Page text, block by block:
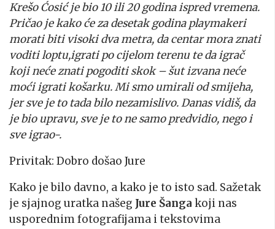
Krešo Ćosić je bio 10 ili 20 godina ispred vremena.
Pričao je kako će za desetak godina playmakeri
morati biti visoki dva metra, da centar mora znati
voditi loptu,igrati po cijelom terenu te da igrač
koji neće znati pogoditi skok – šut izvana neće
moći igrati košarku. Mi smo umirali od smijeha,
jer sve je to tada bilo nezamislivo. Danas vidiš, da
je bio upravu, sve je to ne samo predvidio, nego i
sve igrao-.
Privitak: Dobro došao Jure
Kako je bilo davno, a kako je to isto sad. Sažetak
je sjajnog uratka našeg Jure Šanga koji nas
usporednim fotografijama i tekstovima